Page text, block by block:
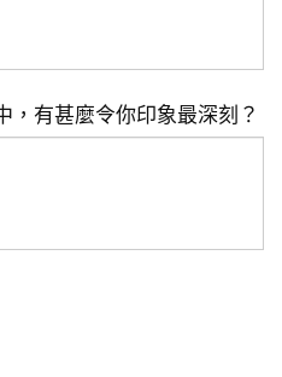
，有甚麼令你印象最深刻？